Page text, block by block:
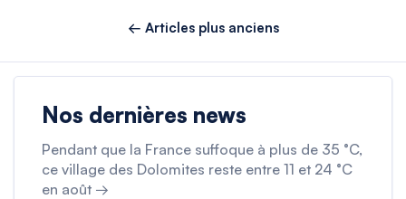
← Articles plus anciens
Nos dernières news
Pendant que la France suffoque à plus de 35 °C,
ce village des Dolomites reste entre 11 et 24 °C
en août →